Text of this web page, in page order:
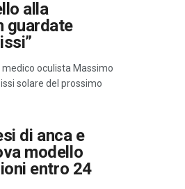
alla
guardate
oculista Massimo
solare del prossimo
di anca e
modello
entro 24